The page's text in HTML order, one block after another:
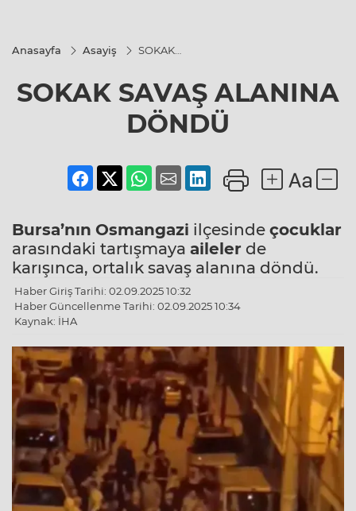
Anasayfa Asayiş
SOKAK
DÖNDÜ
SOKAK SAVAŞ ALANINA
DÖNDÜ
Bursa’nın Osmangazi ilçesinde çocuklar
arasındaki tartışmaya aileler de
karışınca, ortalık savaş alanına döndü.
Haber Giriş Tarihi: 02.09.2025 10:32
Haber Güncellenme Tarihi: 02.09.2025 10:34
Kaynak: İHA